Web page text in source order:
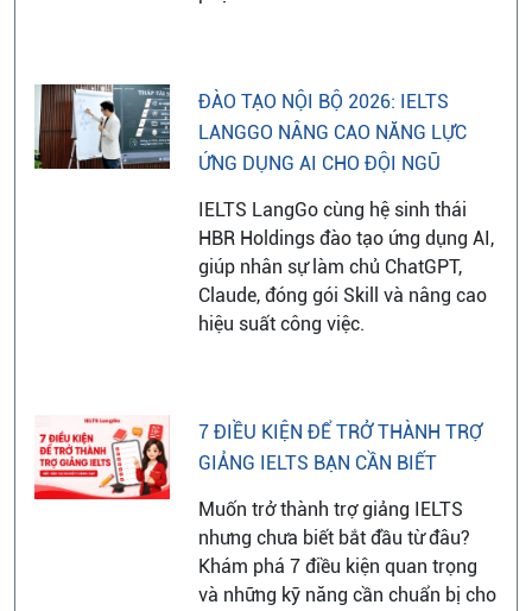
ĐÀO TẠO NỘI BỘ 2026: IELTS
LANGGO NÂNG CAO NĂNG LỰC
ỨNG DỤNG AI CHO ĐỘI NGŨ
IELTS LangGo cùng hệ sinh thái
HBR Holdings đào tạo ứng dụng AI,
giúp nhân sự làm chủ ChatGPT,
Claude, đóng gói Skill và nâng cao
hiệu suất công việc.
7 ĐIỀU KIỆN ĐỂ TRỞ THÀNH TRỢ
GIẢNG IELTS BẠN CẦN BIẾT
Muốn trở thành trợ giảng IELTS
nhưng chưa biết bắt đầu từ đâu?
Khám phá 7 điều kiện quan trọng
và những kỹ năng cần chuẩn bị cho